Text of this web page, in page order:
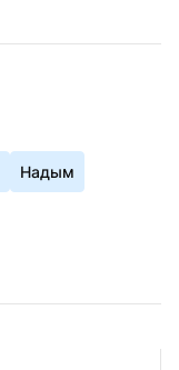
Надым